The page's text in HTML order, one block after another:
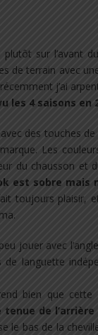
sur l’avant
de terrain avec
j’ai
les 4 saisons en
des touches
Les
du chausson et
est sobre mais
toujours plaisir,
jouer avec
languette
bien que
de l’arrière
le bas de la